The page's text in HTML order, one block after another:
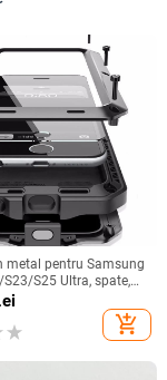
metal pentru Samsung
S23/S25 Ultra, spate,
disipare
cadere, anti-amprentă
add_shopping_cart